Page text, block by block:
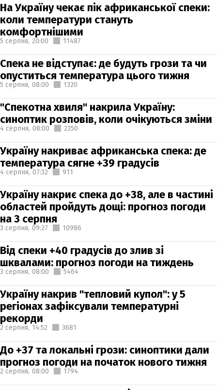
На Україну чекає пік африканської спеки:
коли температури стануть
комфортнішими
5 серпня, 20:00 11487
Спека не відступає: де будуть грози та чи
опуститься температура цього тижня
5 серпня, 08:00 1320
"Спекотна хвиля" накрила Україну:
синоптик розповів, коли очікуються зміни
4 серпня, 08:00 2350
Україну накриває африканська спека: де
температура сягне +39 градусів
4 серпня, 07:32 911
Україну накриє спека до +38, але в частині
областей пройдуть дощі: прогноз погоди
на 3 серпня
3 серпня, 09:27 10986
Від спеки +40 градусів до злив зі
шквалами: прогноз погоди на тиждень
3 серпня, 08:00 5464
Україну накрив "тепловий купол": у 5
регіонах зафіксували температурні
рекорди
2 серпня, 14:52 3681
До +37 та локальні грози: синоптики дали
прогноз погоди на початок нового тижня
2 серпня, 08:00 1794